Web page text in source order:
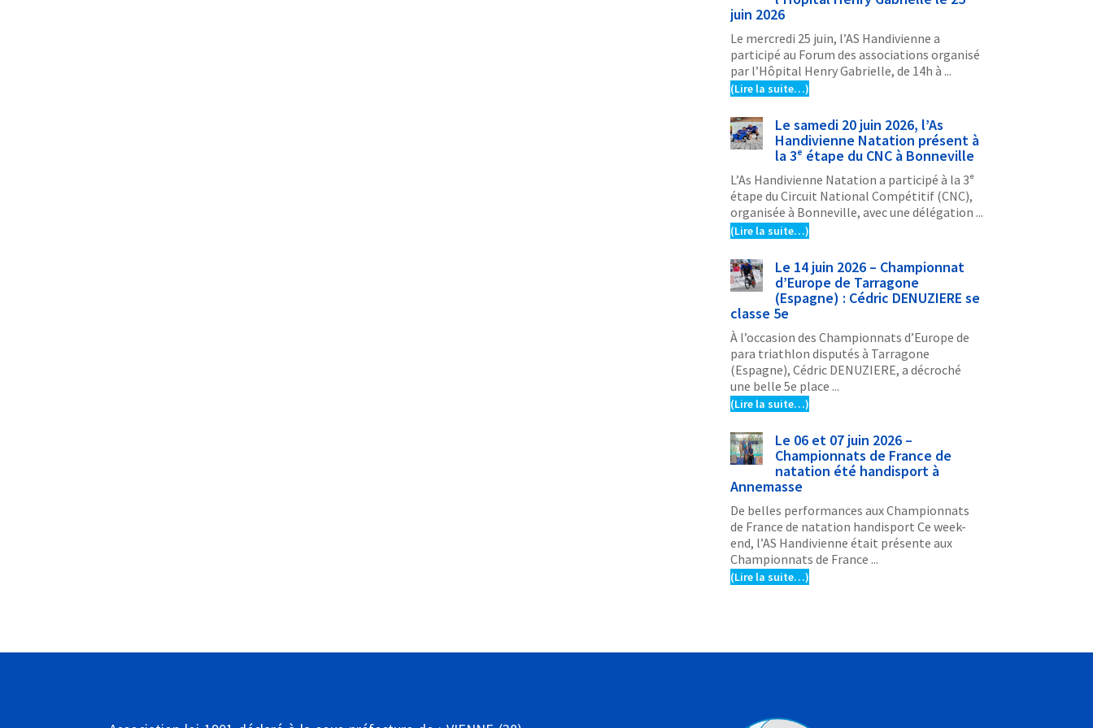
juin 2026
Le mercredi 25 juin, l’AS Handivienne a
participé au Forum des associations organisé
par l’Hôpital Henry Gabrielle, de 14h à ...
(Lire la suite…)
Le samedi 20 juin 2026, l’As
Handivienne Natation présent à
la 3ᵉ étape du CNC à Bonneville
L’As Handivienne Natation a participé à la 3ᵉ
étape du Circuit National Compétitif (CNC),
organisée à Bonneville, avec une délégation ...
(Lire la suite…)
Le 14 juin 2026 – Championnat
d’Europe de Tarragone
(Espagne) : Cédric DENUZIERE se
classe 5e
À l’occasion des Championnats d’Europe de
para triathlon disputés à Tarragone
(Espagne), Cédric DENUZIERE, a décroché
une belle 5e place ...
(Lire la suite…)
Le 06 et 07 juin 2026 –
Championnats de France de
natation été handisport à
Annemasse
De belles performances aux Championnats
de France de natation handisport Ce week-
end, l’AS Handivienne était présente aux
Championnats de France ...
(Lire la suite…)